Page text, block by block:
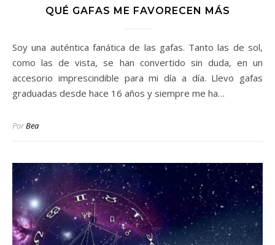
QUÉ GAFAS ME FAVORECEN MÁS
Soy una auténtica fanática de las gafas. Tanto las de sol,
como las de vista, se han convertido sin duda, en un
accesorio imprescindible para mi día a día. Llevo gafas
graduadas desde hace 16 años y siempre me ha…
PorBea